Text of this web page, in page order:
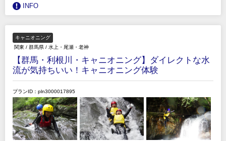
INFO
キャニオニング
関東 / 群馬県 / 水上・尾瀬・老神
【群馬・利根川・キャニオニング】ダイレクトな水
流が気持ちいい！キャニオニング体験
プランID：pln3000017895